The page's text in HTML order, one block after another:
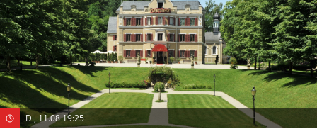
Di, 11.08 19:25